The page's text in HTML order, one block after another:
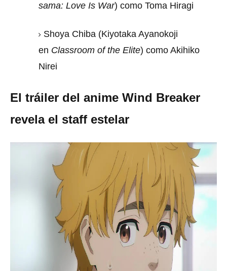
sama: Love Is War) como Toma Hiragi
Shoya Chiba (Kiyotaka Ayanokoji
en Classroom of the Elite) como Akihiko
Nirei
El tráiler del anime Wind Breaker
revela el staff estelar